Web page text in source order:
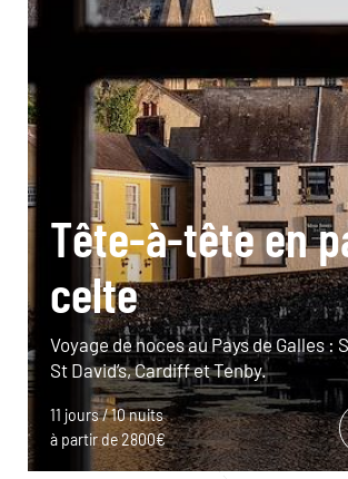
Tête-à-tête en
celte
Voyage de noces au Pays de Galles :
St David’s, Cardiff et Tenby.
11 jours / 10 nuits
à partir de 2800€